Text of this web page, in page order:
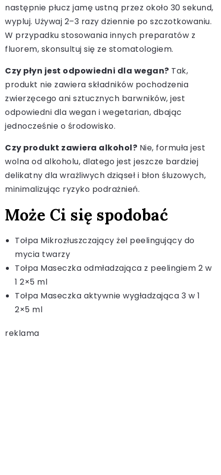
następnie płucz jamę ustną przez około 30 sekund,
wypluj. Używaj 2–3 razy dziennie po szczotkowaniu.
W przypadku stosowania innych preparatów z
fluorem, skonsultuj się ze stomatologiem.
Czy płyn jest odpowiedni dla wegan? Tak,
produkt nie zawiera składników pochodzenia
zwierzęcego ani sztucznych barwników, jest
odpowiedni dla wegan i wegetarian, dbając
jednocześnie o środowisko.
Czy produkt zawiera alkohol? Nie, formuła jest
wolna od alkoholu, dlatego jest jeszcze bardziej
delikatny dla wrażliwych dziąseł i błon śluzowych,
minimalizując ryzyko podrażnień.
Może Ci się spodobać
Tołpa Mikrozłuszczający żel peelingujący do
mycia twarzy
Tołpa Maseczka odmładzająca z peelingiem 2 w
1 2×5 ml
Tołpa Maseczka aktywnie wygładzająca 3 w 1
2×5 ml
reklama